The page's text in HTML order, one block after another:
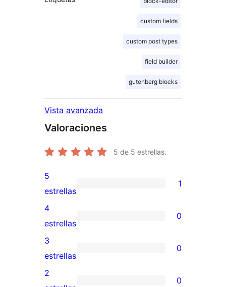
custom fields
custom post types
field builder
gutenberg blocks
Vista avanzada
Valoraciones
5 de 5 estrellas.
1
valoración
de
5
estrellas
5
estrellas
1
0
valoraciones
de
4
estrellas
4
estrellas
0
0
valoraciones
3
estrellas
0
2
0